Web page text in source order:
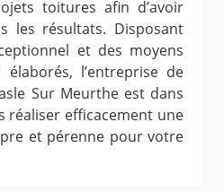
toitures afin d’avoir
les résultats. Disposant
et des moyens
l’entreprise de
Sur Meurthe est dans
réaliser efficacement une
et pérenne pour votre